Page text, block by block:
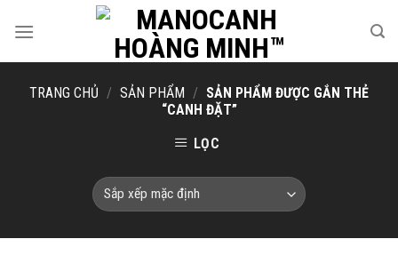
TRANG CHỦ / SẢN PHẨM / SẢN PHẨM ĐƯỢC GẮN THẺ
“CANH ĐẶT”
LỌC